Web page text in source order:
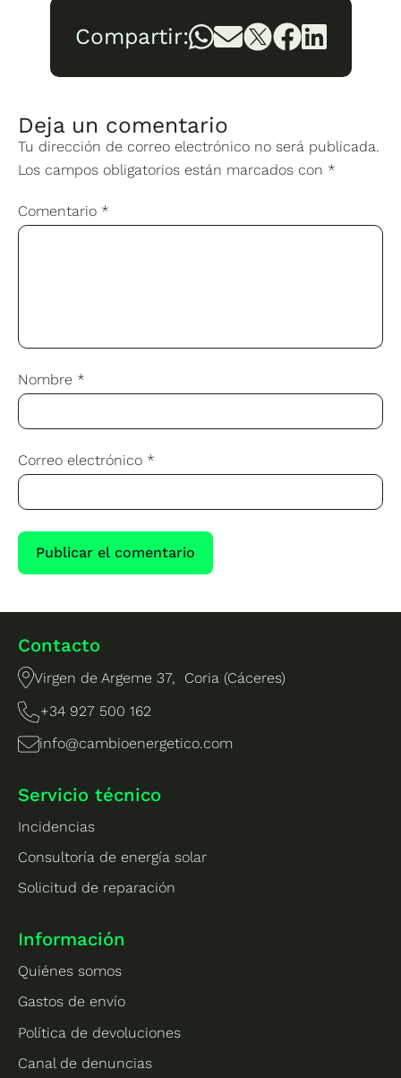
Compartir:
Deja un comentario
Tu dirección de correo electrónico no será publicada.
Los campos obligatorios están marcados con *
Comentario *
Nombre *
Correo electrónico *
Contacto
Virgen de Argeme 37, Coria (Cáceres)
+34 927 500 162
info@cambioenergetico.com
Servicio técnico
Incidencias
Consultoría de energía solar
Solicitud de reparación
Información
Quiénes somos
Gastos de envío
Política de devoluciones
Canal de denuncias